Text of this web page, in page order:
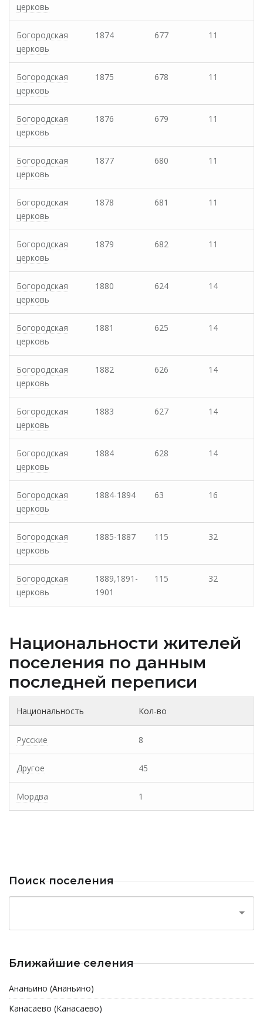
церковь
Богородская
церковь
1874 677 11
Богородская
церковь
1875 678 11
Богородская
церковь
1876 679 11
Богородская
церковь
1877 680 11
Богородская
церковь
1878 681 11
Богородская
церковь
1879 682 11
Богородская
церковь
1880 624 14
Богородская
церковь
1881 625 14
Богородская
церковь
1882 626 14
Богородская
церковь
1883 627 14
Богородская
церковь
1884 628 14
Богородская
церковь
1884-1894 63 16
Богородская
церковь
1885-1887 115 32
Богородская
церковь
1889,1891-
1901
115 32
Национальности жителей
поселения по данным
последней переписи
Национальность Кол-во
Русские 8
Другое 45
Мордва 1
Поиск поселения
Ближайшие селения
Ананьино (Ананьино)
Канасаево (Канасаево)